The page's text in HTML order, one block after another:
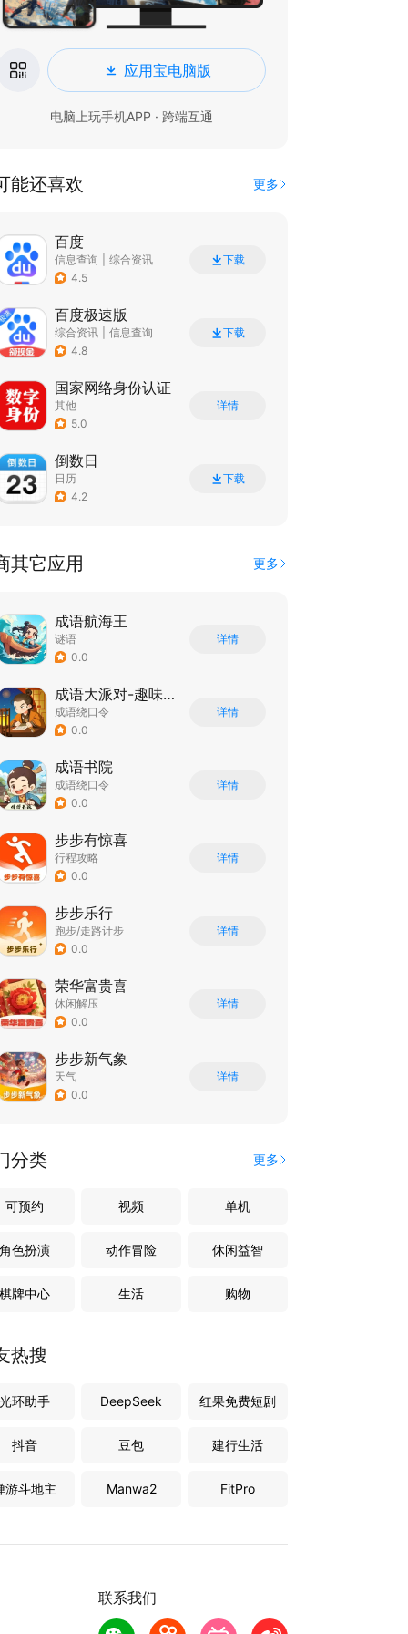
应用宝电脑版
电脑上玩手机APP · 跨端互通
能还喜欢 更多
百度
信息查询
综合资讯
4.5
下载
百度极速版
综合资讯
信息查询
4.8
下载
国家网络身份认证
其他
5.0
详情
倒数日
日历
4.2
下载
其它应用 更多
成语航海王
谜语
0.0
详情
成语大派对-趣味成语学习的乐园
成语绕口令
0.0
详情
成语书院
成语绕口令
0.0
详情
步步有惊喜
行程攻略
0.0
详情
步步乐行
跑步/走路计步
0.0
详情
荣华富贵喜
休闲解压
0.0
详情
步步新气象
天气
0.0
详情
分类 更多
可预约 视频 单机
角色扮演 动作冒险 休闲益智
棋牌中心 生活 购物
热搜
光环助手 DeepSeek 红果免费短剧
抖音 豆包 建行生活
游斗地主 Manwa2 FitPro
联系我们